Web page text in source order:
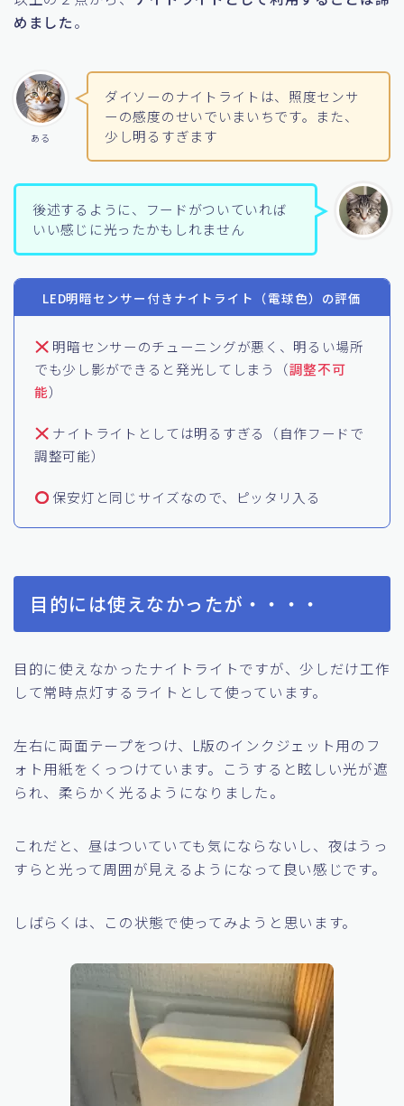
の位置で明るく光っているのがかなり気になりました。
以上の２点から、ナイトライトとして利用することは諦
めました 。
ある
ーの感度のせいでいまいちです。また、
少し明るすぎます
いい感じに光ったかもしれません
LED明暗センサー付きナイトライト（電球色）の評価
明暗センサーのチューニングが悪く、明るい場所
でも少し影ができると発光してしまう（ 調整不可
能）
ナイトライトとしては明るすぎる（自作フードで
調整可能）
保安灯と同じサイズなので、ピッタリ入る
目的には使えなかったが・・・・
目的に使えなかったナイトライトですが、少しだけ工作
して常時点灯するライトとして使っています。
ォト用紙をくっつけています。こうすると眩しい光が遮
られ、柔らかく光るようになりました。
これだと、昼はついていても気にならないし、夜はうっ
しばらくは、この状態で使ってみようと思います。